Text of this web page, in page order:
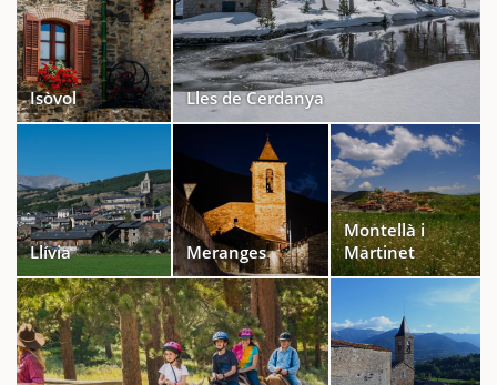
Isòvol Lles de Cerdanya
Llívia Meranges
Montellà i
Martinet